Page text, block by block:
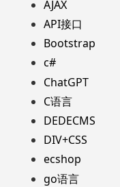
AJAX
API接口
Bootstrap
c#
ChatGPT
C语言
DEDECMS
DIV+CSS
ecshop
go语言